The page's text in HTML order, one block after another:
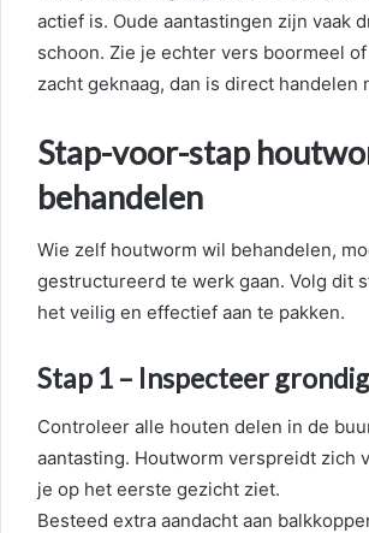
actief is. Oude aantastingen zijn vaak
schoon. Zie je echter vers boormeel
zacht geknaag, dan is direct handelen
Stap-voor-stap
behandelen
Wie zelf houtworm wil behandelen,
gestructureerd te werk gaan. Volg dit
het veilig en effectief aan te pakken.
Stap 1 – Inspecteer grondig
Controleer alle houten delen in de
aantasting. Houtworm verspreidt zich
je op het eerste gezicht ziet.
Besteed extra aandacht aan